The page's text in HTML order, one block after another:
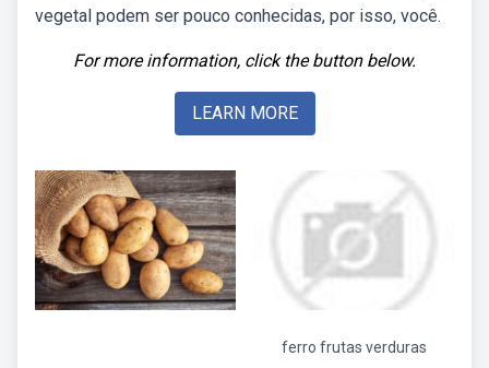
vegetal podem ser pouco conhecidas, por isso, você.
For more information, click the button below.
LEARN MORE
ferro frutas verduras